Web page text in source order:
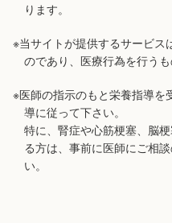
ります。
※当サイトが提供するサービス
のであり、医療行為を行うも
※医師の指示のもと栄養指導を
導に従って下さい。
特に、腎症や心筋梗塞、脳
る方は、事前に医師にご相
い。